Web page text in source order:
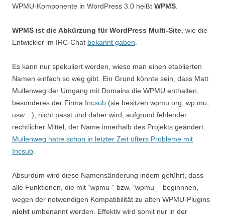
WPMU-Komponente in WordPress 3.0 heißt WPMS
WPMS ist die Abkürzung für WordPress Multi-Site , wie die
Entwickler im IRC-Chat bekannt gaben
Es kann nur spekuliert werden, wieso man einen etablierten
Namen einfach so weg gibt. Ein Grund könnte sein, dass Matt
Mullenweg der Umgang mit Domains die WPMU enthalten,
besonderes der Firma Incsub (sie besitzen wpmu.org, wp.mu,
usw…), nicht passt und daher wird, aufgrund fehlender
rechtlicher Mittel, der Name innerhalb des Projekts geändert.
Mullenweg hatte schon in letzter Zeit öfters Probleme mit
Incsub
Absurdum wird diese Namensänderung indem geführt, dass
alle Funktionen, die mit “wpmu-“ bzw. “wpmu_” beginnnen,
wegen der notwendigen Kompatibilität zu alten WPMU-Plugins
nicht umbenannt werden. Effektiv wird somit nur in der